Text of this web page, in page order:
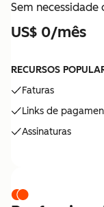
Sem
US$ 0/mês
RECURSOS
Faturas
Links de
Assinaturas